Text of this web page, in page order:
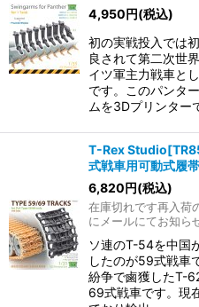
4,950円(税込)
初の実戦投入では
良されて第二次世
イツ軍主力戦車と
です。このパンタ
ムを3Dプリンター
T-Rex
式戦車用可動式履帯
6,820円(税込)
在庫切れです再入荷
にメールにてお知ら
ソ連のT-54を中国
したのが59式戦車
紛争で鹵獲したT-
69式戦車です。現